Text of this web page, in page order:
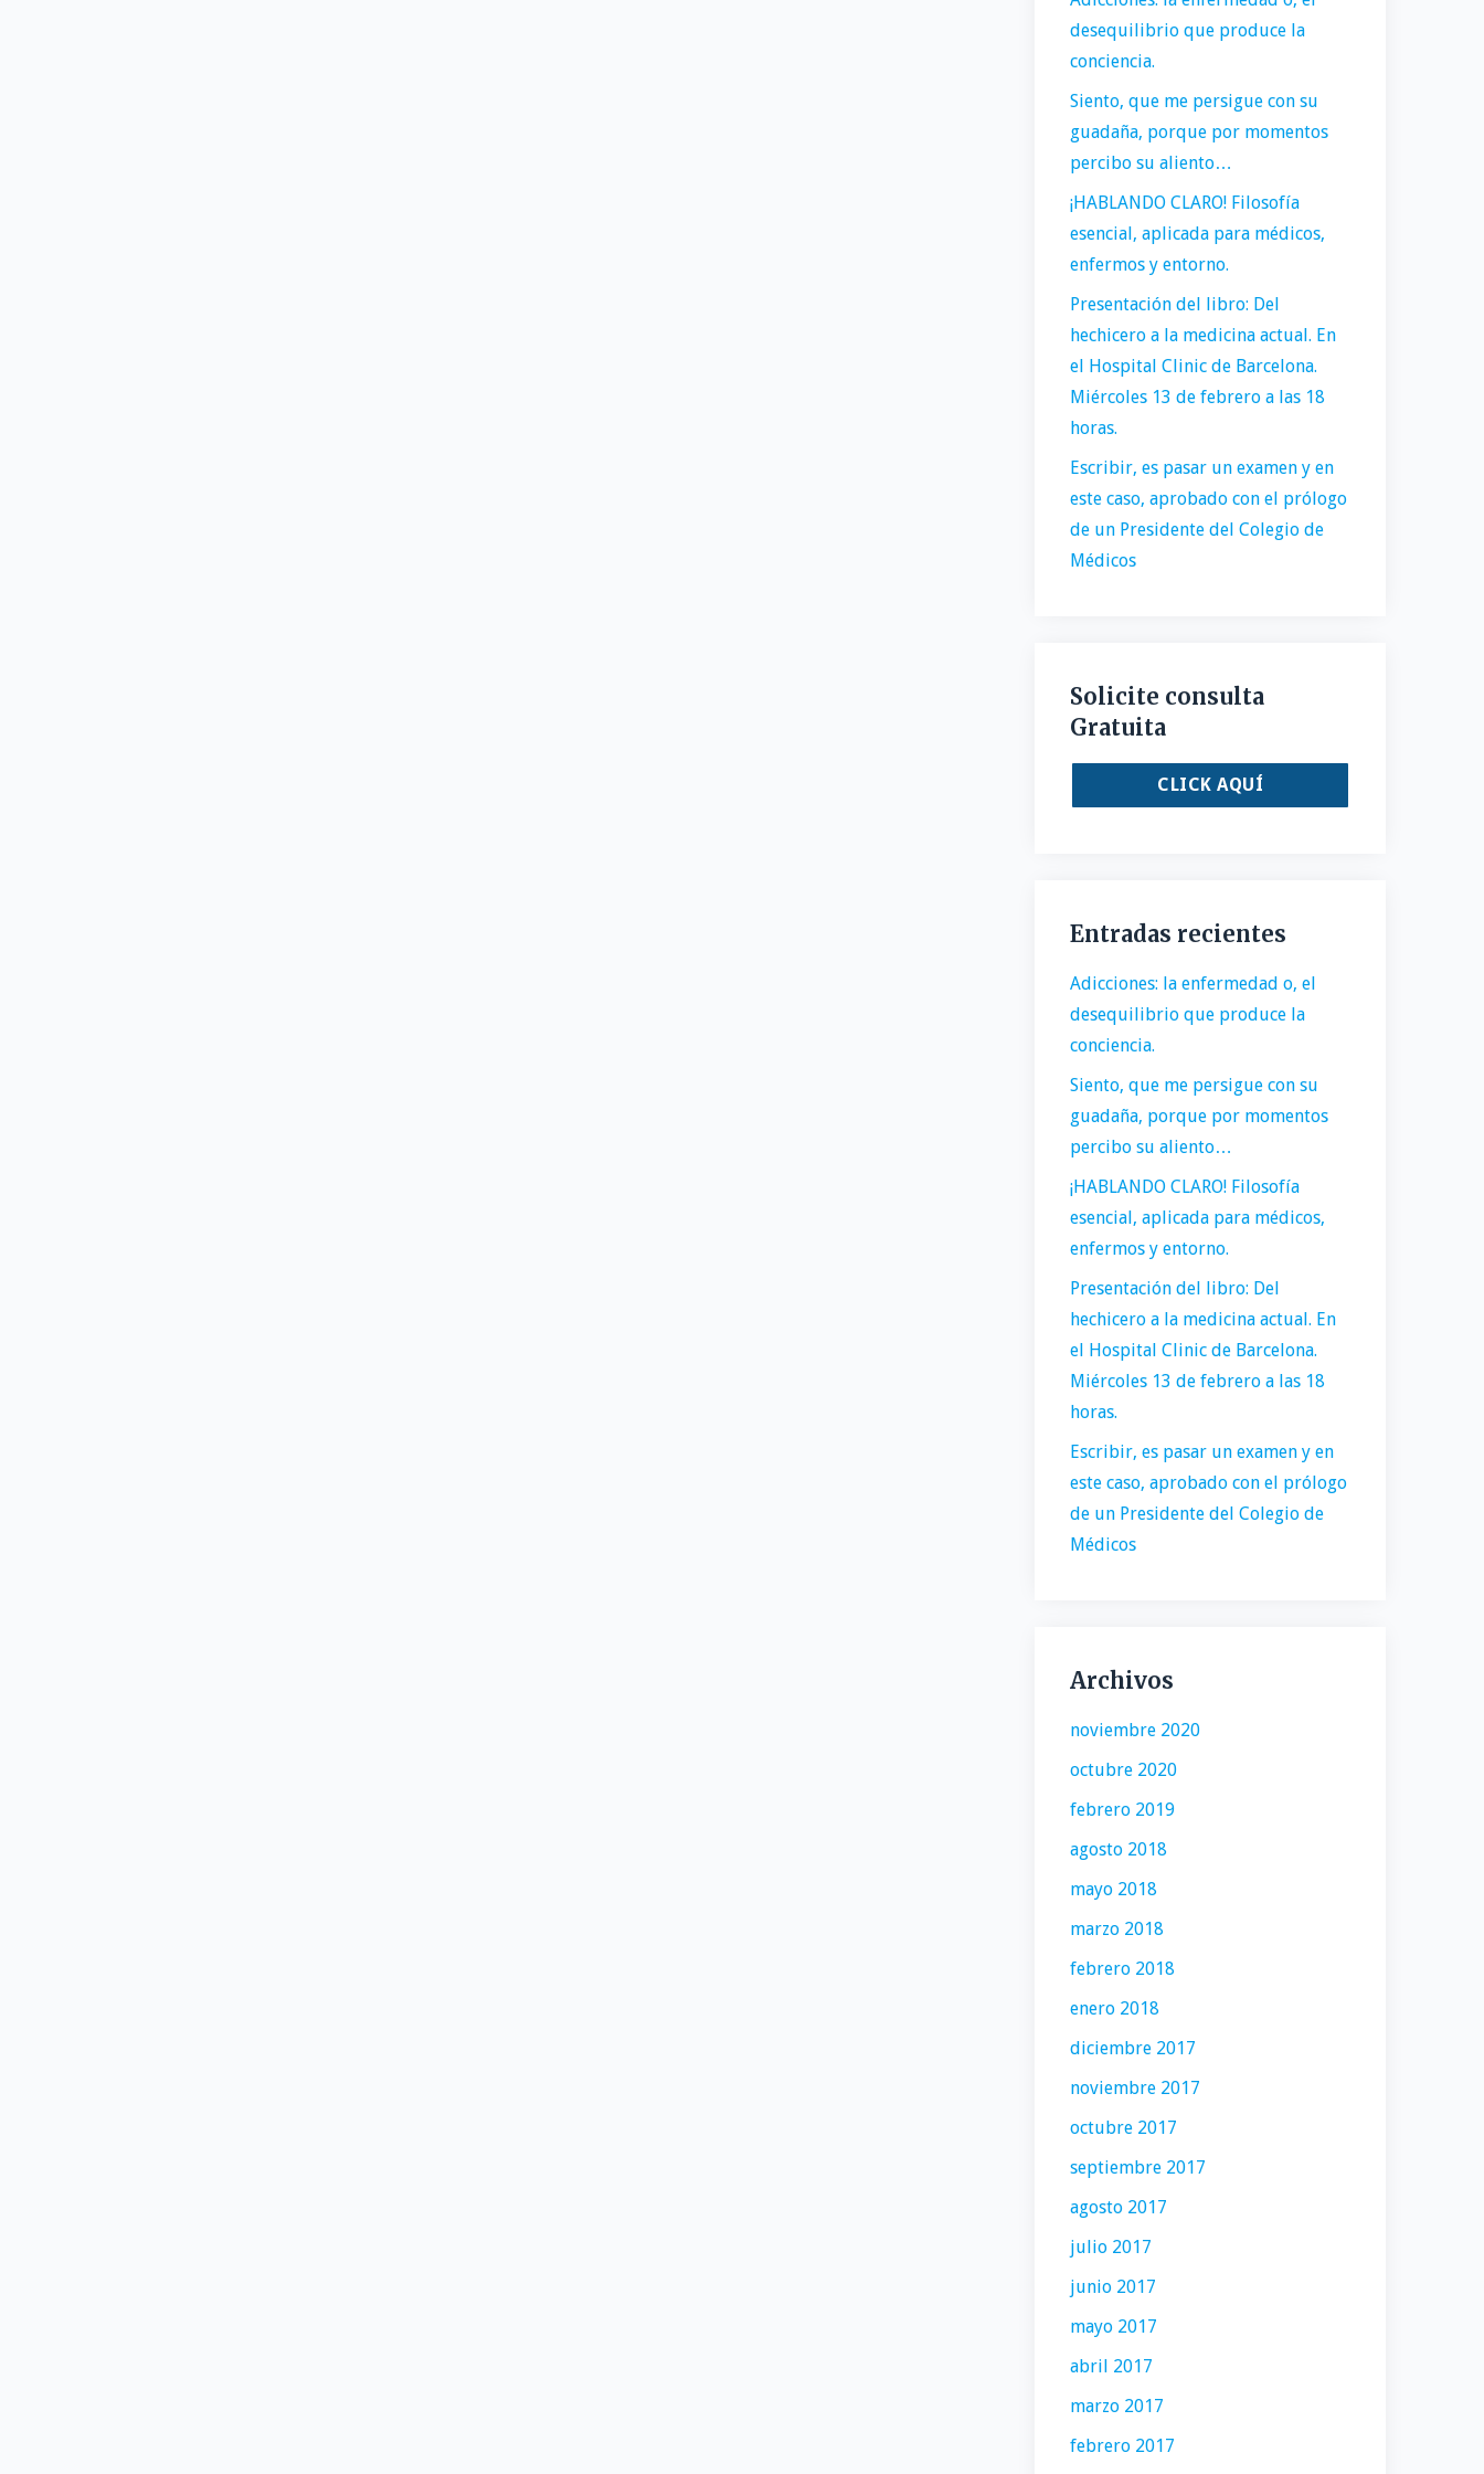
desequilibrio que produce la
conciencia.
Siento, que me persigue con su
guadaña, porque por momentos
percibo su aliento…
¡HABLANDO CLARO! Filosofía
esencial, aplicada para médicos,
enfermos y entorno.
Presentación del libro: Del
hechicero a la medicina actual. En
el Hospital Clinic de Barcelona.
Miércoles 13 de febrero a las 18
horas.
Escribir, es pasar un examen y en
este caso, aprobado con el prólogo
de un Presidente del Colegio de
Médicos
Solicite consulta
Gratuita
CLICK AQUÍ
Entradas recientes
Adicciones: la enfermedad o, el
desequilibrio que produce la
conciencia.
Siento, que me persigue con su
guadaña, porque por momentos
percibo su aliento…
¡HABLANDO CLARO! Filosofía
esencial, aplicada para médicos,
enfermos y entorno.
Presentación del libro: Del
hechicero a la medicina actual. En
el Hospital Clinic de Barcelona.
Miércoles 13 de febrero a las 18
horas.
Escribir, es pasar un examen y en
este caso, aprobado con el prólogo
de un Presidente del Colegio de
Médicos
Archivos
noviembre 2020
octubre 2020
febrero 2019
agosto 2018
mayo 2018
marzo 2018
febrero 2018
enero 2018
diciembre 2017
noviembre 2017
octubre 2017
septiembre 2017
agosto 2017
julio 2017
junio 2017
mayo 2017
abril 2017
marzo 2017
febrero 2017